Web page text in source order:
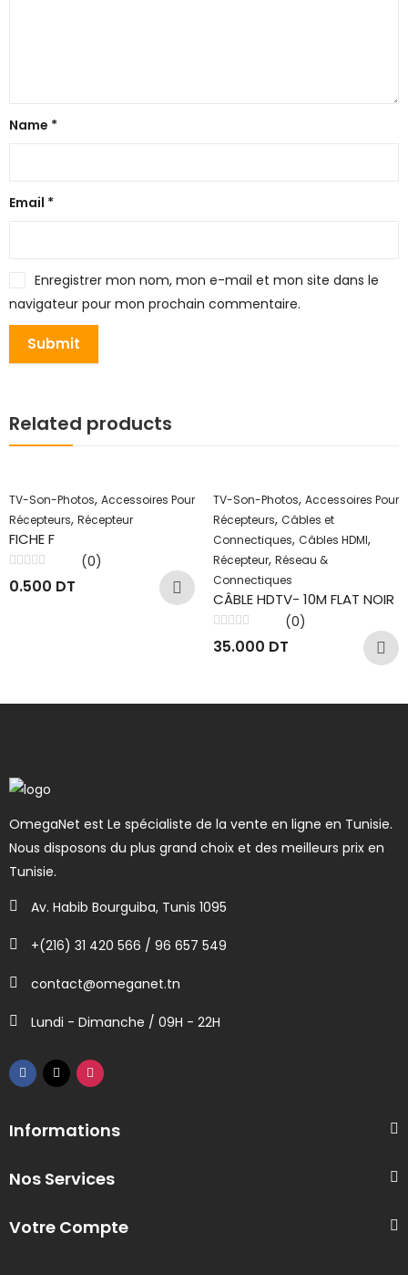
Name *
Email *
Enregistrer mon nom, mon e-mail et mon site dans le
navigateur pour mon prochain commentaire.
Related products
TV-Son-Photos, Accessoires Pour
Récepteurs, Récepteur
FICHE F
0
(0)
0.500 DT
TV-Son-Photos, Accessoires Pour
Récepteurs, Câbles et
Connectiques, Câbles HDMI,
Récepteur, Réseau &
Connectiques
CÂBLE HDTV- 10M FLAT NOIR
0
(0)
35.000 DT
OmegaNet est Le spécialiste de la vente en ligne en Tunisie.
Nous disposons du plus grand choix et des meilleurs prix en
Tunisie.
Av. Habib Bourguiba, Tunis 1095
+(216) 31 420 566 / 96 657 549
contact@omeganet.tn
Lundi - Dimanche / 09H - 22H
Informations
Nos Services
Votre Compte